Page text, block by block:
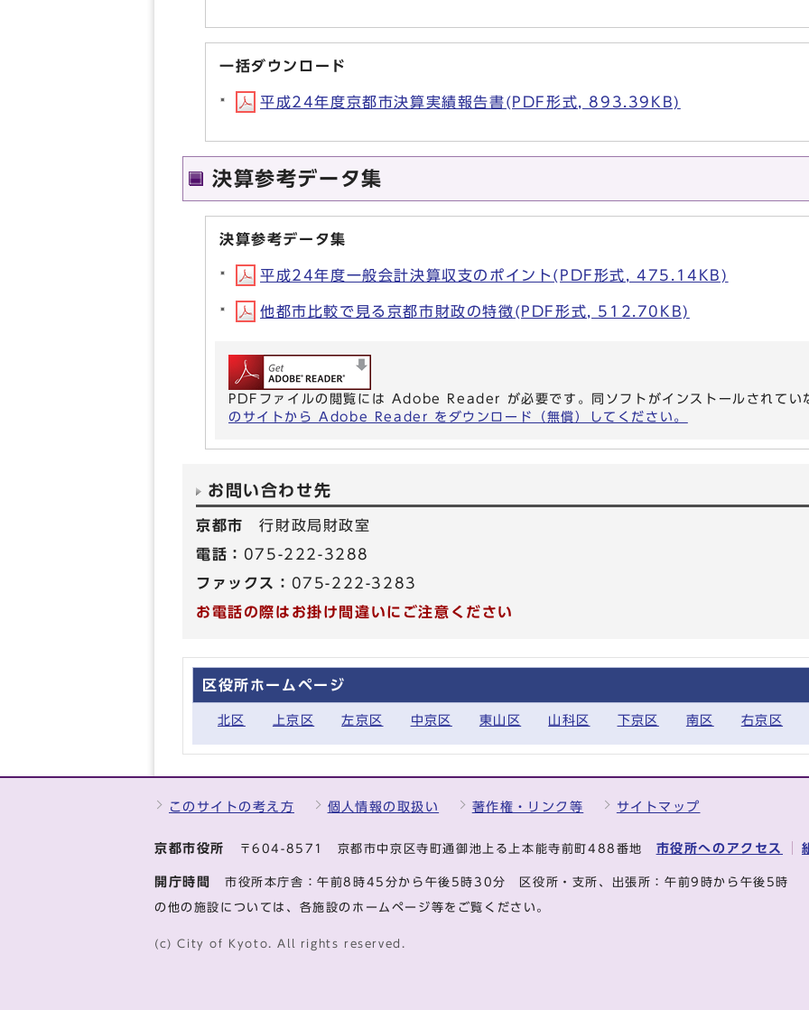
一括ダウンロード
平成24年度京都市決算実績報告書(PDF形式, 893.39KB)
決算参考データ集
決算参考データ集
平成24年度一般会計決算収支のポイント(PDF形式, 475.14KB)
他都市比較で見る京都市財政の特徴(PDF形式, 512.70KB)
PDFファイルの閲覧には Adobe Reader が必要です。同ソフトがインストールされてい
のサイトから Adobe Reader をダウンロード（無償）してください。
お問い合わせ先
京都市行財政局財政室
電話： 075-222-3288
ファックス： 075-222-3283
お電話の際はお掛け間違いにご注意ください
区役所ホームページ
北区 上京区 左京区 中京区 東山区 山科区 下京区 南区 右京区
このサイトの考え方 個人情報の取扱い 著作権・リンク等 サイトマップ
京都市役所 〒604-8571 京都市中京区寺町通御池上る上本能寺前町488番地 市役所へのアクセス
開庁時間 市役所本庁舎：午前8時45分から午後5時30分 区役所・支所、出張所：午前9時から午後5時
の他の施設については、各施設のホームページ等をご覧ください。
(c) City of Kyoto. All rights reserved.